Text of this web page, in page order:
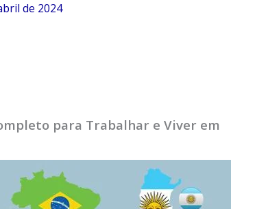
de 2024
para Trabalhar e Viver em